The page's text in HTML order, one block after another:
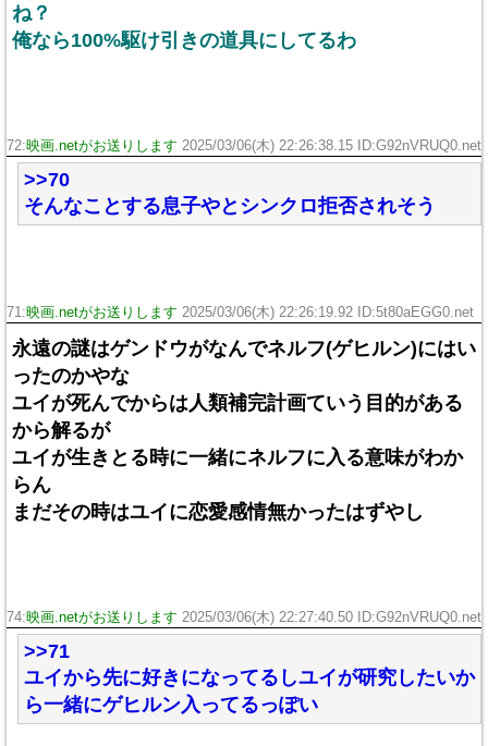
ね？
俺なら100%駆け引きの道具にしてるわ
72:映画.netがお送りします 2025/03/06(木) 22:26:38.15 ID:G92nVRUQ0.net
>>70
そんなことする息子やとシンクロ拒否されそう
71:映画.netがお送りします 2025/03/06(木) 22:26:19.92 ID:5t80aEGG0.net
永遠の謎はゲンドウがなんでネルフ(ゲヒルン)にはい
ったのかやな
ユイが死んでからは人類補完計画ていう目的がある
から解るが
ユイが生きとる時に一緒にネルフに入る意味がわか
らん
まだその時はユイに恋愛感情無かったはずやし
74:映画.netがお送りします 2025/03/06(木) 22:27:40.50 ID:G92nVRUQ0.net
>>71
ユイから先に好きになってるしユイが研究したいか
ら一緒にゲヒルン入ってるっぽい